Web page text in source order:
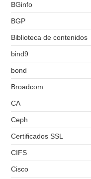
BGinfo
BGP
Biblioteca de contenidos
bind9
bond
Broadcom
CA
Ceph
Certificados SSL
CIFS
Cisco